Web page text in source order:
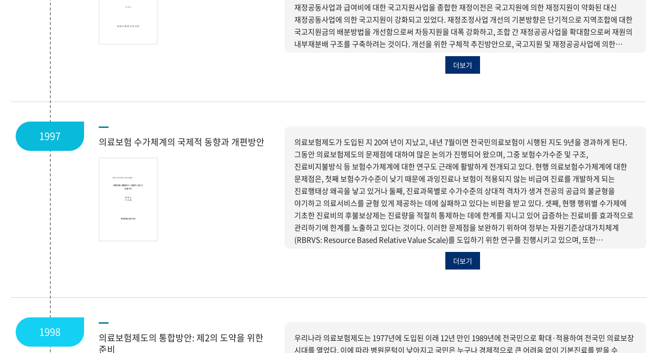
재정공동사업과 급여비에 대한 국고지원사업을 종합한 재정이전은 국고지원에 의한 재정지원이 약화된 대신
재정공동사업에 의한 국고지원이 강화되고 있었다. 재정조정사업 개선의 기본방향은 단기적으로 지역조합에 대한
국고지원금의 배분방법을 개선함으로써 차등지원을 대폭 강화하고, 조합 간 재정공공사업을 확대함으로써 재원의
내부재분배 구조를 구축하려는 것이다. 개선을 위한 구체적 추진방안으로, 국고지원 및 재정공공사업에 의한
지역조합에 대한 보험재정지원을 확대하여 재정이 취약한 군지역 조합에 대하여 집중적으로 재정이전을 강화하는
것이 재원의 내부재분배의 효율성을 향상시킬 수 있을 것으로 판단된다. 지역조합에 대한 재정이전에 있어서는
더보기
1997 의료보험 수가체계의 국제적 동향과 개편방안
의료보험제도가 도입된 지 20여 년이 지났고, 내년 7월이면 전국민의료보험이 시행된 지도 9년을 경과하게 된다.
그동안 의료보험제도의 문제점에 대하여 많은 논의가 진행되어 왔으며, 그중 보험수가수준 및 구조,
진료비지불방식 등 보험수가체계에 대한 연구도 근래에 활발하게 전개되고 있다. 현행 의료보험수가체계에 대한
문제점은, 첫째 보험수가수준이 낮기 때문에 과잉진료나 보험이 적용되지 않는 비급여 진료를 개발하게 되는
진료행태상 왜곡을 낳고 있거나 둘째, 진료과목별로 수가수준의 상대적 격차가 생겨 전공의 공급의 불균형을
야기하고 의료서비스를 균형 있게 제공하는 데에 실패하고 있다는 비판을 받고 있다. 셋째, 현행 행위별 수가제에
기초한 진료비의 후불보상제는 진료량을 적절히 통제하는 데에 한계를 지니고 있어 급증하는 진료비를 효과적으로
관리하기에 한계를 노출하고 있다는 것이다. 이러한 문제점을 보완하기 위하여 정부는 자원기준상대가치체계
(RBRVS: Resource Based Relative Value Scale)를 도입하기 위한 연구를 진행시키고 있으며, 또한
진료비지불을 질병단위로 포괄화하는 포괄수가제(DRG: Dignosis Related Group)를 일부 병원을 대상으로
더보기
1998
의료보험제도의 통합방안: 제2의 도약을 위한
준비
우리나라 의료보험제도는 1977년에 도입된 이래 12년 만인 1989년에 전국민으로 확대·적용하여 전국민 의료보장
시대를 열었다. 이에 따라 병원문턱이 낮아지고 국민은 누구나 경제적으로 큰 어려움 없이 기본진료를 받을 수